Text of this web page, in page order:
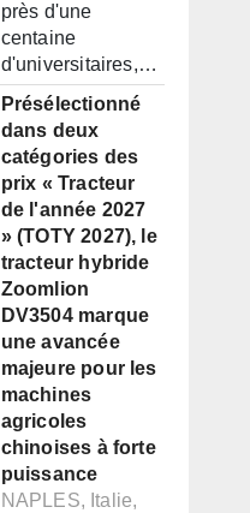
près d'une
centaine
d'universitaires,…
Présélectionné
dans deux
catégories des
prix « Tracteur
de l'année 2027
» (TOTY 2027), le
tracteur hybride
Zoomlion
DV3504 marque
une avancée
majeure pour les
machines
agricoles
chinoises à forte
puissance
NAPLES, Italie,